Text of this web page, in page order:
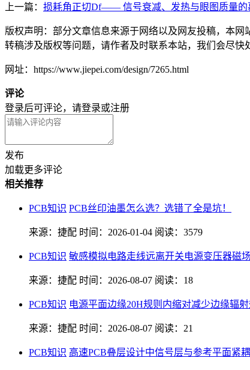
上一篇： 损耗角正切Df—— 信号衰减、发热与眼图质量的
版权声明：部分文章信息来源于网络以及网友投稿，本
转稿涉及版权等问题，请作者及时联系本站，我们会尽快
网址：https://www.jiepei.com/design/7265.html
评论
登录后可评论，请登录或注册
发布
加载更多评论
相关推荐
PCB知识 PCB丝印油墨怎么选？选错了全是坑！
来源：捷配 时间：2026-01-04 阅读：3579
PCB知识 敏感模拟电路走线远离开关电源变压器磁
来源：捷配 时间：2026-08-07 阅读：18
PCB知识 电源平面边缘20H规则内缩对减少边缘辐
来源：捷配 时间：2026-08-07 阅读：21
PCB知识 高速PCB叠层设计中信号层与参考平面紧